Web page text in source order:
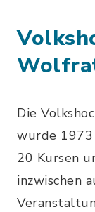
Die
wurde 1973
20 Kursen
inzwischen